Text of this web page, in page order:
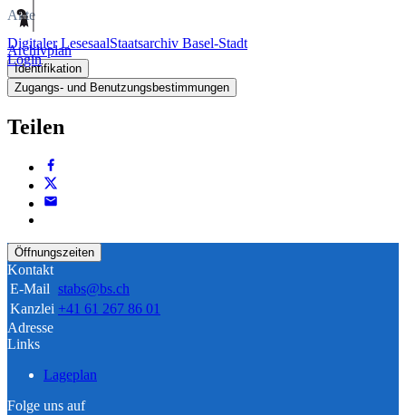
Digitaler LesesaalStaatsarchiv Basel-Stadt
Login
Akte
Archivplan
Identifikation
Zugangs- und Benutzungsbestimmungen
Teilen
Öffnungszeiten
Kontakt
E-Mail stabs@bs.ch
Kanzlei +41 61 267 86 01
Adresse
Links
Lageplan
Folge uns auf